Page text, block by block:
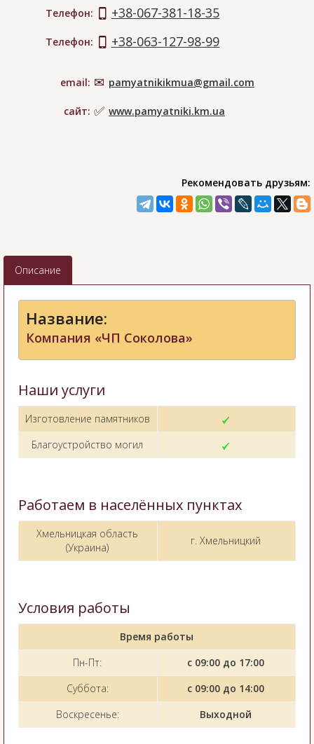
Телефон: +38-067-381-18-35
Телефон: +38-063-127-98-99
email: pamyatnikikmua@gmail.com
сайт: www.pamyatniki.km.ua
Рекомендовать друзьям:
Описание
Название:
Компания «ЧП Соколова»
Наши услуги
Изготовление памятников
Благоустройство могил
Работаем в населённых пунктах
Хмельницкая область
(Украина)
г. Хмельницкий
Условия работы
Время работы
Пн-Пт:
с 09:00 до 17:00
Суббота:
с 09:00 до 14:00
Воскресенье:
Выходной